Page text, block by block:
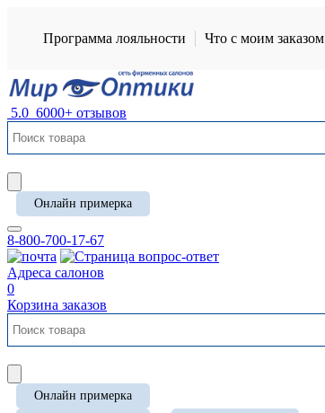
Программа лояльности Что с моим заказом
5.0 6000+ отзывов
Онлайн примерка
8-800-700-17-67
Адреса салонов
0
Корзина заказов
Онлайн примерка